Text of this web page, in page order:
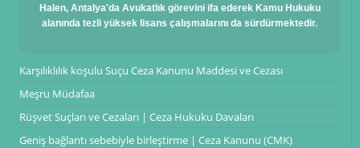
Halen, Antalya'da Avukatlık görevini ifa ederek Kamu Hukuku
alanında tezli yüksek lisans çalışmalarını da sürdürmektedir.
Karşılıklılık koşulu Suçu Ceza Kanunu Maddesi ve Cezası
Meşru Müdafaa
Rüşvet Suçları ve Cezaları | Ceza Hukuku Davaları
Geniş bağlantı sebebiyle birleştirme | Ceza Kanunu (CMK)